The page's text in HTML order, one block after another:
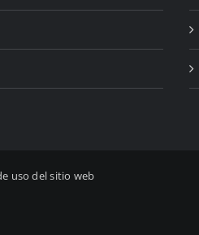
uso del sitio web